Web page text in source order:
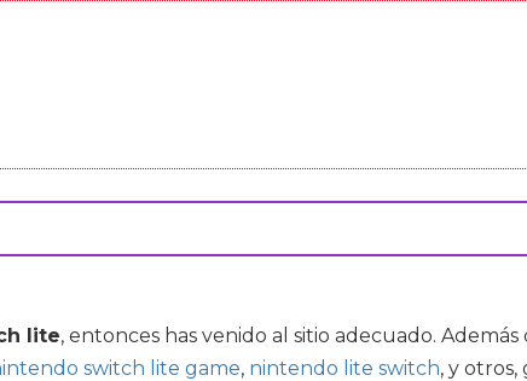
lite, entonces has venido al sitio adecuado.
switch lite game, nintendo lite switch, y otros,